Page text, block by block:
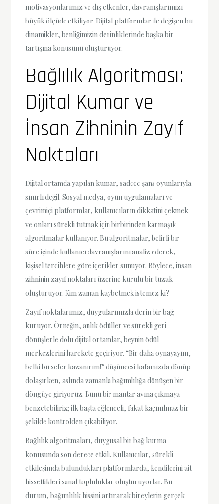
motivasyonlarımız ve dış etkenler, davranışlarımızı
büyük ölçüde etkiliyor. Dijital platformlar ile değişen bu
dinamikler, benliğimizin derinliklerinde başka bir
tartışma konusunu oluşturuyor.
Bağlılık Algoritması:
Dijital Kumar ve
İnsan Zihninin Zayıf
Noktaları
Dijital ortamda yapılan kumar, sadece şans oyunlarıyla
sınırlı değil. Sosyal medya, oyun uygulamaları ve
çevrimiçi platformlar, kullanıcıların dikkatini çekmek
ve onları sürekli tutmak için birbirinden karmaşık
algoritmalar kullanıyor. Bu algoritmalar, belirli bir
süre içinde kullanıcı davranışlarını analiz ederek,
kişisel tercihlere göre içerikler sunuyor. Böylece, insan
zihninin zayıf noktaları üzerine kurulu bir tuzak
oluşturuyor. Kim zaman kaybetmek istemez ki?
Zayıf noktalarımız, duygularımızla derin bir bağ
kuruyor. Örneğin, anlık ödüller ve sürekli geri
dönüşlerle dolu dijital ortamlar, beynin ödül
merkezlerini harekete geçiriyor. “Bir daha oynayayım,
belki bu sefer kazanırım!” düşüncesi kafamızda dönüp
dolaşırken, aslında zamanla bağımlılığa dönüşen bir
döngüye giriyoruz. Bunu bir mantar avına çıkmaya
benzetebiliriz; ilk başta eğlenceli, fakat kaçınılmaz bir
şekilde kontrolden çıkabiliyor.
Bağlılık algoritmaları, duygusal bir bağ kurma
konusunda son derece etkili. Kullanıcılar, sürekli
etkileşimda bulundukları platformlarda, kendilerini ait
hissettikleri sanal topluluklar oluşturuyorlar. Bu
durum, bağımlılık hissini artırarak bireylerin gerçek